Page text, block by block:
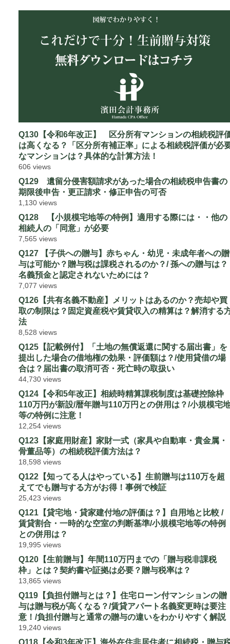
つきお伝えします。 １． 土地の利用制限・権利による区分土...
Q130【令和6年改正】 区分所有マンションの相続税評
は高くなる？「区分所有補正率」による相続税評価が必
なマンションは？具体的な計算方法！
606 views
Q129 遺留分侵害額請求があった場合の相続税申告書の
期限後申告・更正請求・修正申告の可否
1,130 views
Q128 【小規模宅地等の特例】適用する際には・・他の
相続人の「同意」が必要
7,565 views
Q127 【子供への贈与】赤ちゃん・幼児・未成年者への贈
与は可能か？贈与税は課税されるのか？/ 孫への贈与は？
名義預金と認定されないためには？
7,077 views
Q126【共有名義不動産】メリットはあるのか？売却や買
取の制限は？固定資産税や賃貸収入の精算は？解消する
法
8,528 views
Q125【記載例付】「土地の無償返還に関する届出書」を
提出した場合の借地権の効果・評価額は？/使用貸借の場
合は？届出書の取消可否・死亡時の取扱い
44,730 views
Q124【令和5年改正】相続時精算課税制度は基礎控除枠
110万円が新設/暦年贈与110万円との併用は？/小規模宅
等の特例に注意！
12,254 views
Q123【家庭用財産】家財一式（家具や自動車・貴金属・
骨董品等）の相続税評価方法は？
18,598 views
Q122【知ってる人はやっている】生前贈与は110万を超
えてでも贈与する方がお得！事例で検証
25,423 views
Q121【貸宅地・貸家建付地の評価は？】自用地と比較 /
賃貸割合・一時的な空室の判断基準/小規模宅地等の特例
との併用は？
19,995 views
Q120【生前贈与】年間110万円までの「贈与税非課税
枠」とは？契約書や証拠は必要？贈与税率は？
13,865 views
Q119【負担付贈与とは？】住宅ローン付マンションの贈
与は贈与税が高くなる？/賃貸アパート名義変更時は要注
意！/負担付贈与と通常の贈与の違いをわかりやすく解説
19,240 views
Q118【令和3年改正】海外在住非居住者に相続税・贈与